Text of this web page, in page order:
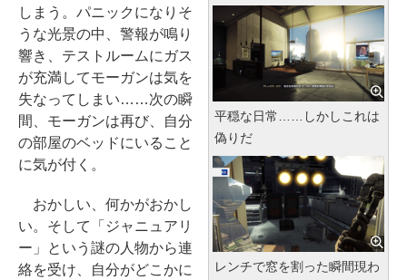
平穏な日常……しかしこれは
偽りだ
レンチで窓を割った瞬間現わ
しまう。パニックになりそ
うな光景の中、警報が鳴り
響き、テストルームにガス
が充満してモーガンは気を
失なってしまい……次の瞬
間、モーガンは再び、自分
の部屋のベッドにいること
に気が付く。
おかしい、何かがおかし
い。そして「ジャニュアリ
ー」という謎の人物から連
絡を受け、自分がどこかに